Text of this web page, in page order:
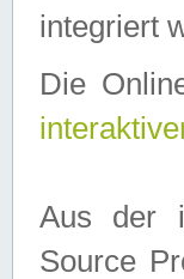
integriert
Die
Aus der
Source